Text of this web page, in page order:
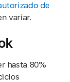
de
variar.
hasta 80%